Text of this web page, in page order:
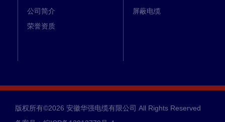
公司简介
荣誉资质
屏蔽电缆
版权所有©2026 安徽华强电缆有限公司 All Rights Reserved